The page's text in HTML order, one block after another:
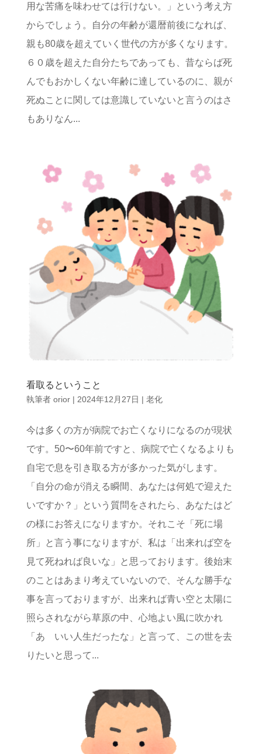
用な苦痛を味わせては行けない。」という考え方
からでしょう。自分の年齢が還暦前後になれば、
親も80歳を超えていく世代の方が多くなります。
６０歳を超えた自分たちであっても、昔ならば死
んでもおかしくない年齢に達しているのに、親が
死ぬことに関しては意識していないと言うのはさ
もありなん...
看取るということ
執筆者 orior| 2024年12月27日 | 老化
今は多くの方が病院でお亡くなりになるのが現状
です。50〜60年前ですと、病院で亡くなるよりも
自宅で息を引き取る方が多かった気がします。
「自分の命が消える瞬間、あなたは何処で迎えた
いですか？」という質問をされたら、あなたはど
の様にお答えになりますか。それこそ「死に場
所」と言う事になりますが、私は「出来れば空を
見て死ねれば良いな」と思っております。後始末
のことはあまり考えていないので、そんな勝手な
事を言っておりますが、出来れば青い空と太陽に
照らされながら草原の中、心地よい風に吹かれ
「あゝいい人生だったな」と言って、この世を去
りたいと思って...